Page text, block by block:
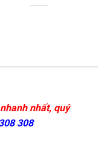
nhất, quý
308